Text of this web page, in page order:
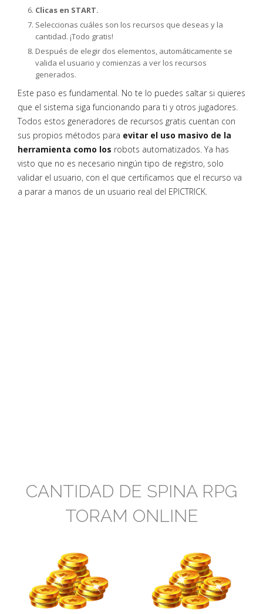
Clicas en START.
Seleccionas cuáles son los recursos que deseas y la
cantidad. ¡Todo gratis!
Después de elegir dos elementos, automáticamente se
valida el usuario y comienzas a ver los recursos
generados.
Este paso es fundamental. No te lo puedes saltar si quieres
que el sistema siga funcionando para ti y otros jugadores.
Todos estos generadores de recursos gratis cuentan con
sus propios métodos para evitar el uso masivo de la
herramienta como los robots automatizados. Ya has
visto que no es necesario ningún tipo de registro, solo
validar el usuario, con el que certificamos que el recurso va
a parar a manos de un usuario real del EPICTRICK.
CANTIDAD DE SPINA RPG
TORAM ONLINE